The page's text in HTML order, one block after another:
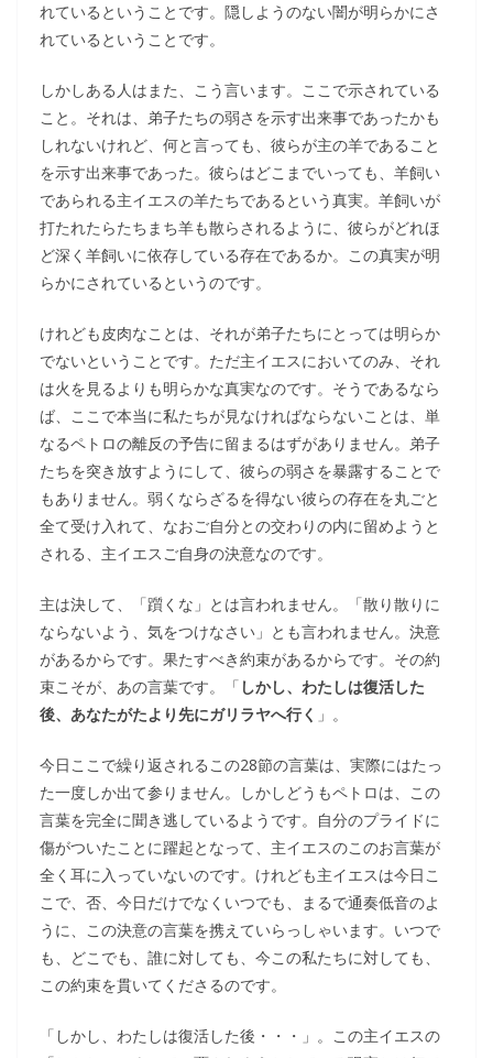
れているということです。隠しようのない闇が明らかにさ
れているということです。
しかしある人はまた、こう言います。ここで示されている
こと。それは、弟子たちの弱さを示す出来事であったかも
しれないけれど、何と言っても、彼らが主の羊であること
を示す出来事であった。彼らはどこまでいっても、羊飼い
であられる主イエスの羊たちであるという真実。羊飼いが
打たれたらたちまち羊も散らされるように、彼らがどれほ
ど深く羊飼いに依存している存在であるか。この真実が明
らかにされているというのです。
けれども皮肉なことは、それが弟子たちにとっては明らか
でないということです。ただ主イエスにおいてのみ、それ
は火を見るよりも明らかな真実なのです。そうであるなら
ば、ここで本当に私たちが見なければならないことは、単
なるペトロの離反の予告に留まるはずがありません。弟子
たちを突き放すようにして、彼らの弱さを暴露することで
もありません。弱くならざるを得ない彼らの存在を丸ごと
全て受け入れて、なおご自分との交わりの内に留めようと
される、主イエスご自身の決意なのです。
主は決して、「躓くな」とは言われません。「散り散りに
ならないよう、気をつけなさい」とも言われません。決意
があるからです。果たすべき約束があるからです。その約
束こそが、あの言葉です。「 しかし、わたしは復活した
後、あなたがたより先にガリラヤへ行く 」。
今日ここで繰り返されるこの28節の言葉は、実際にはたっ
た一度しか出て参りません。しかしどうもペトロは、この
言葉を完全に聞き逃しているようです。自分のプライドに
傷がついたことに躍起となって、主イエスのこのお言葉が
全く耳に入っていないのです。けれども主イエスは今日こ
こで、否、今日だけでなくいつでも、まるで通奏低音のよ
うに、この決意の言葉を携えていらっしゃいます。いつで
も、どこでも、誰に対しても、今この私たちに対しても、
この約束を貫いてくださるのです。
「しかし、わたしは復活した後・・・」。この主イエスの